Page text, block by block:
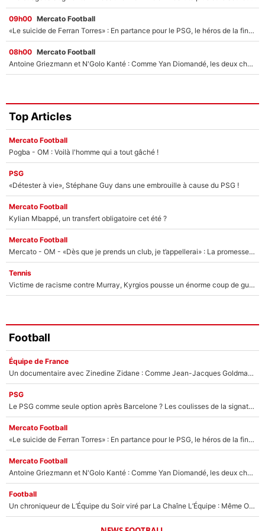
09h00 Mercato Football
«Le suicide de Ferran Torres» : En partance pour le PSG, le héros de la finale de la Coupe du monde s'attire les foudres de la presse espagnole !
08h00 Mercato Football
Antoine Griezmann et N'Golo Kanté : Comme Yan Diomandé, les deux champions du monde ont refusé de signer au PSG !
Top Articles
Mercato Football
Pogba - OM : Voilà l'homme qui a tout gâché !
PSG
«Détester à vie», Stéphane Guy dans une embrouille à cause du PSG !
Mercato Football
Kylian Mbappé, un transfert obligatoire cet été ?
Mercato Football
Mercato - OM - «Dès que je prends un club, je t’appellerai» : La promesse de Marcelino au moment de claquer la porte
Tennis
Victime de racisme contre Murray, Kyrgios pousse un énorme coup de gueule !
Football
Équipe de France
Un documentaire avec Zinedine Zidane : Comme Jean-Jacques Goldman et Mylène Farmer, le nouveau sélectionneur de l'équipe de France a recalé une journaliste très connue
PSG
Le PSG comme seule option après Barcelone ? Les coulisses de la signature historique de Lionel Messi sont révélées au grand jour !
Mercato Football
«Le suicide de Ferran Torres» : En partance pour le PSG, le héros de la finale de la Coupe du monde s'attire les foudres de la presse espagnole !
Mercato Football
Antoine Griezmann et N'Golo Kanté : Comme Yan Diomandé, les deux champions du monde ont refusé de signer au PSG !
Football
Un chroniqueur de L’Équipe du Soir viré par La Chaîne L’Équipe : Même Olivier Ménard n’avait pas pu empêcher son départ, «je l’ai appris sur Twitter, je l’ai vécu assez mal»